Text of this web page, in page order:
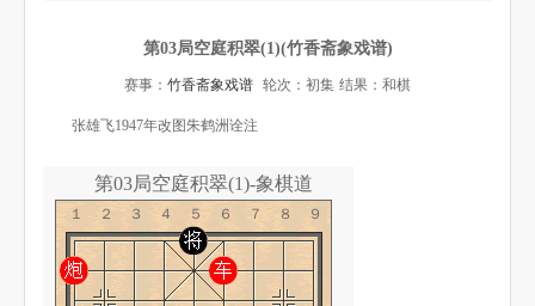
第03局空庭积翠(1)(竹香斋象戏谱)
赛事： 竹香斋象戏谱 轮次：初集 结果：和棋
张雄飞1947年改图朱鹤洲诠注
第03局空庭积翠(1)-象棋道
１２３４５６７８９